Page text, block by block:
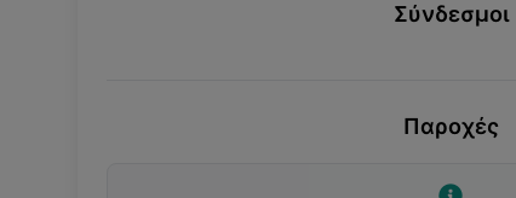
Σύνδεσμοι
Παροχές